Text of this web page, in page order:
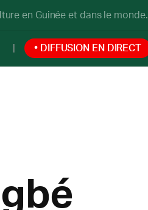
en Guinée et dans le monde.
• DIFFUSION EN DIRECT